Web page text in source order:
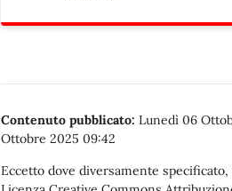
Contenuto pubblicato: Lunedì 06
Ottobre 2025 09:42
Eccetto dove diversamente